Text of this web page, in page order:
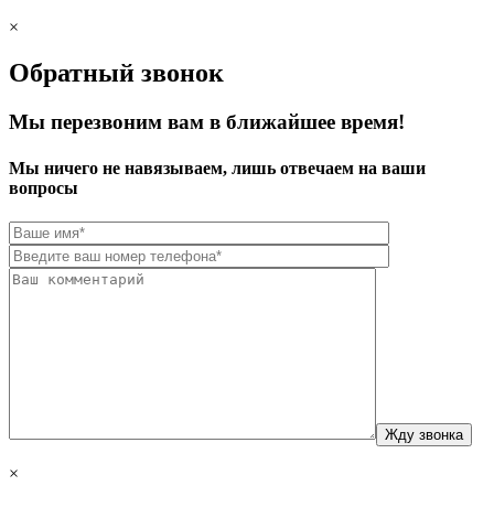
×
Обратный звонок
Мы перезвоним вам в ближайшее время!
Мы ничего не навязываем, лишь отвечаем на ваши
вопросы
×